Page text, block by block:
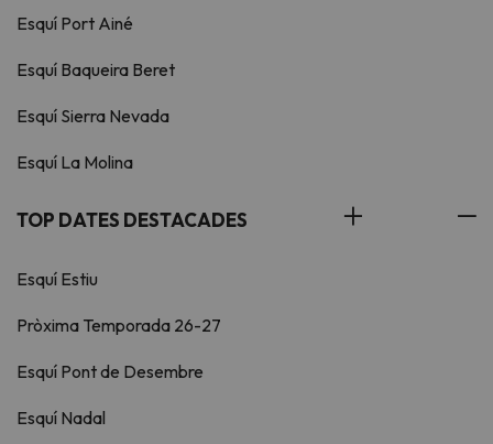
Esquí Port Ainé
Esquí Baqueira Beret
Esquí Sierra Nevada
Esquí La Molina
TOP DATES DESTACADES
Esquí Estiu
Pròxima Temporada 26-27
Esquí Pont de Desembre
Esquí Nadal